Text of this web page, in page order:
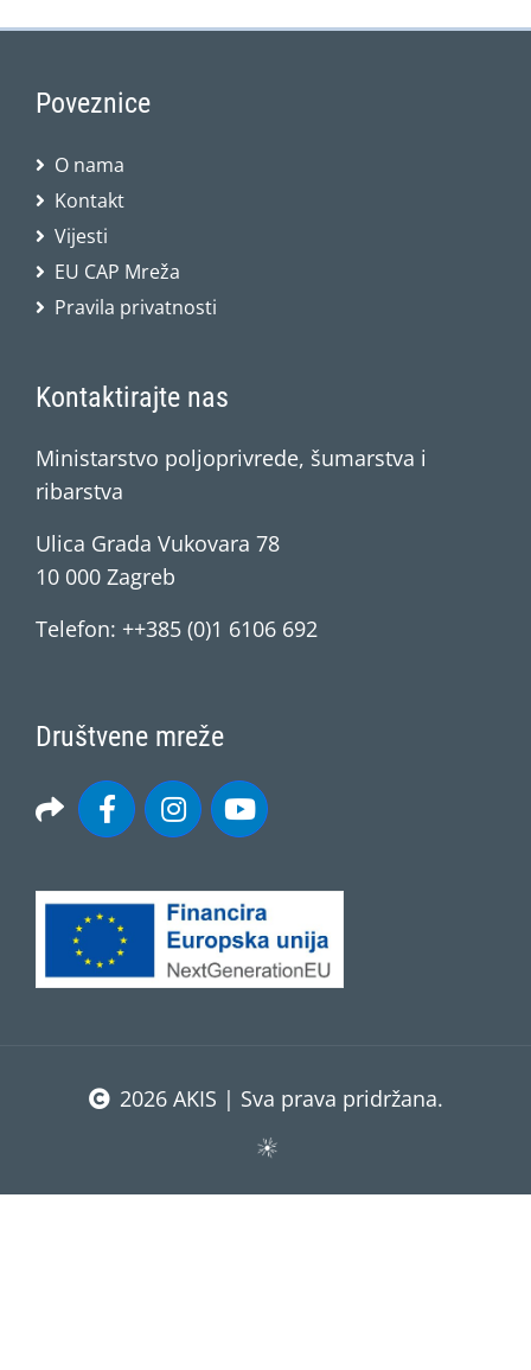
Poveznice
O nama
Kontakt
Vijesti
EU CAP Mreža
Pravila privatnosti
Kontaktirajte nas
Ministarstvo poljoprivrede, šumarstva i
ribarstva
Ulica Grada Vukovara 78
10 000 Zagreb
Telefon: ++385 (0)1 6106 692
Društvene mreže
2026 AKIS | Sva prava pridržana.